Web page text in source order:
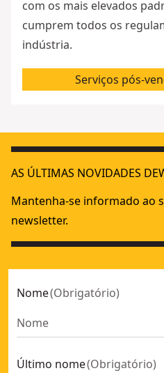
com os mais elevados
cumprem todos os
indústria.
Serviços pós-
AS ÚLTIMAS NOVIDADES
Mantenha-se informado ao
newsletter.
Nome(Obrigatório)
Último nome(Obrigatório)